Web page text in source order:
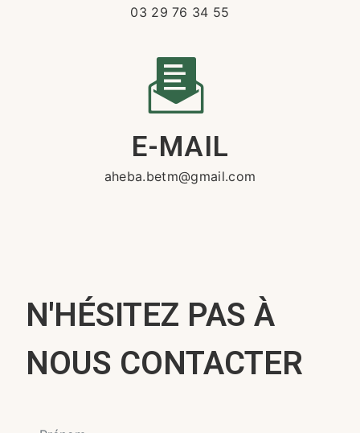
03 29 76 34 55
E-MAIL
aheba.betm@gmail.com
N'HÉSITEZ PAS À
NOUS CONTACTER